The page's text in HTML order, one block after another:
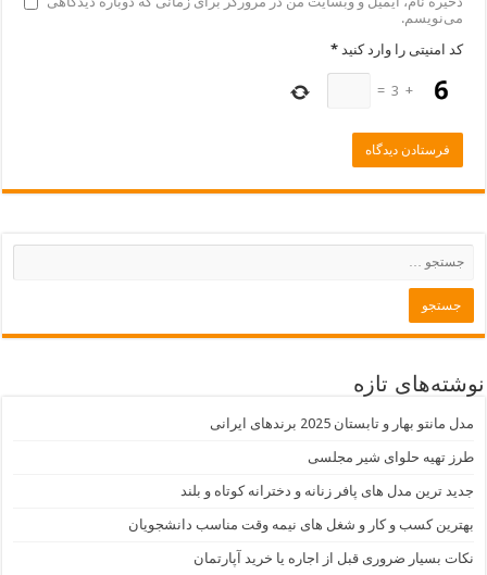
می‌نویسم.
کد امنیتی را وارد کنید *
+
3
=
نوشته‌های تازه
مدل مانتو بهار و تابستان 2025 برندهای ایرانی
طرز تهیه حلوای شیر مجلسی
جدید ترین مدل های پافر زنانه و دخترانه کوتاه و بلند
بهترین کسب و کار و شغل های نیمه وقت مناسب دانشجویان
نکات بسیار ضروری قبل از اجاره یا خرید آپارتمان